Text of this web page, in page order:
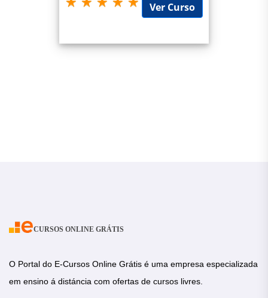
Ver Curso
CURSOS ONLINE GRÁTIS
O Portal do E-Cursos Online Grátis é uma empresa especializada
em ensino á distáncia com ofertas de cursos livres.